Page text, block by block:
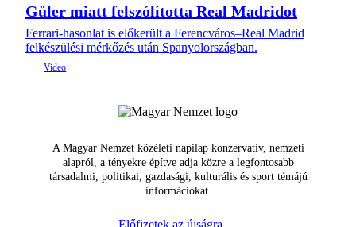
Güler miatt felszólította Real Madridot
Ferrari-hasonlat is előkerült a Ferencváros–Real Madrid
felkészülési mérkőzés után Spanyolországban.
A Magyar Nemzet közéleti napilap konzervatív, nemzeti
alapról, a tényekre építve adja közre a legfontosabb
társadalmi, politikai, gazdasági, kulturális és sport témájú
információkat.
Előfizetek az újságra